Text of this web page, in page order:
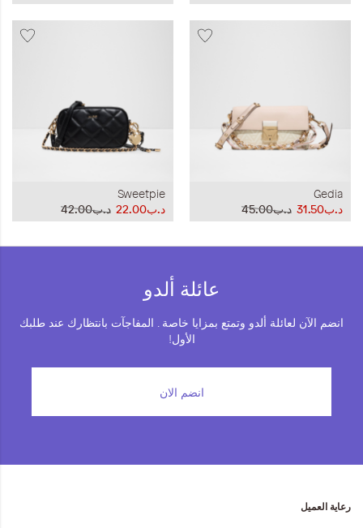
Gedia
د.ب45.00
د.ب31.50
Sweetpie
د.ب42.00
د.ب22.00
عائلة ألدو
انضم الآن لعائلة ألدو وتمتع بمزايا خاصة . المفاجآت بانتظارك عند طلبك
الأول!
انضم الان
رعاية العميل